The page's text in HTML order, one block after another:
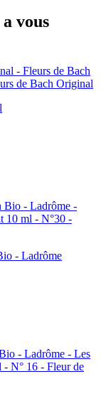
vous
- Ladrôme